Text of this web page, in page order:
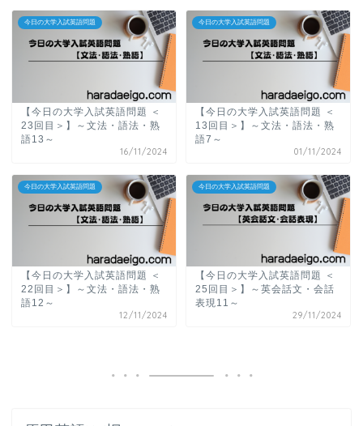
今日の大学入試英語問題
【今日の大学入試英語問題 ＜
23回目＞】～文法・語法・熟
語13～
16/11/2024
今日の大学入試英語問題
【今日の大学入試英語問題 ＜
13回目＞】～文法・語法・熟
語7～
01/11/2024
今日の大学入試英語問題
【今日の大学入試英語問題 ＜
22回目＞】～文法・語法・熟
語12～
12/11/2024
今日の大学入試英語問題
【今日の大学入試英語問題 ＜
25回目＞】～英会話文・会話
表現11～
29/11/2024